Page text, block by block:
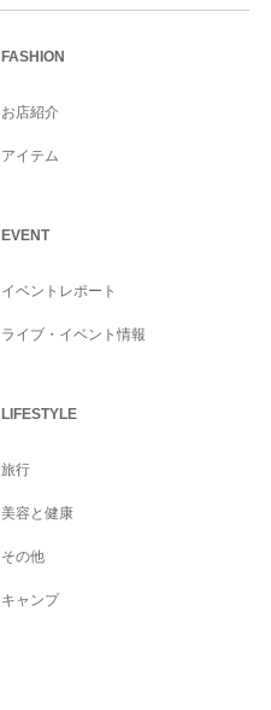
FASHION
お店紹介
アイテム
EVENT
イベントレポート
ライブ・イベント情報
LIFESTYLE
旅行
美容と健康
その他
キャンプ